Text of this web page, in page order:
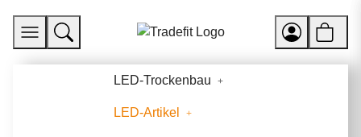
LED-Trockenbau
LED-Artikel